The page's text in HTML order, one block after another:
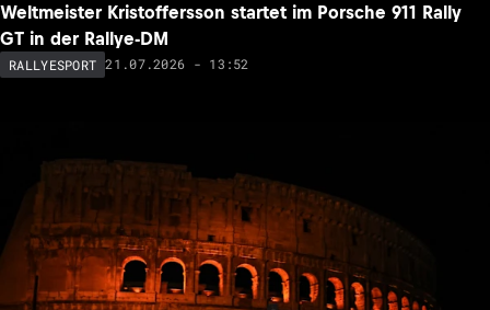
Weltmeister Kristoffersson startet im Porsche 911 Rally
GT in der Rallye-DM
RALLYESPORT 21.07.2026 - 13:52